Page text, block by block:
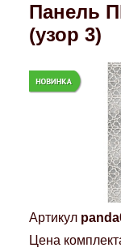
Панель
(узор 3)
Артикул
Цена